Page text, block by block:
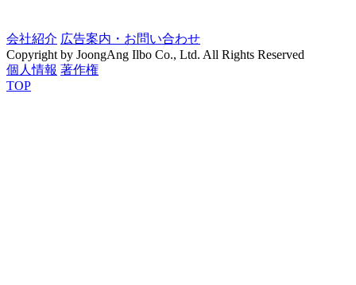
会社紹介 広告案内・お問い合わせ
Copyright by JoongAng Ilbo Co., Ltd. All Rights Reserved
個人情報 著作権
TOP